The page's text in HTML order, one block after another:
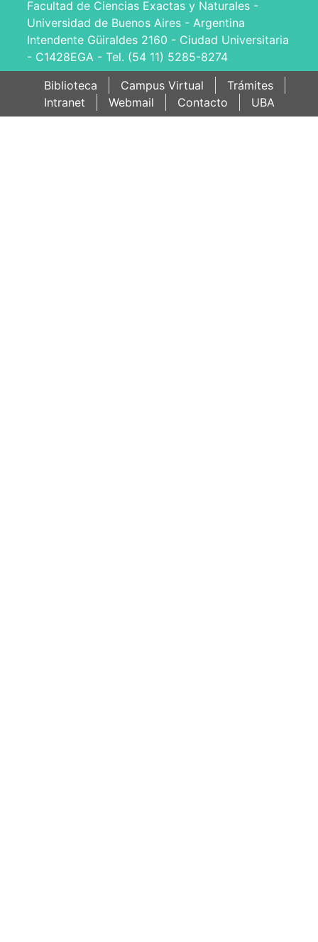
Facultad de Ciencias Exactas y Naturales -
Universidad de Buenos Aires - Argentina
Intendente Güiraldes 2160 - Ciudad Universitaria
- C1428EGA - Tel. (54 11) 5285-8274
Biblioteca
Campus Virtual
Trámites
Intranet
Webmail Contacto UBA